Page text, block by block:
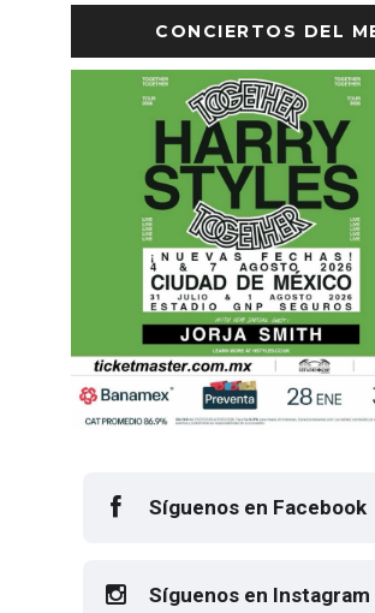
CONCIERTOS DEL
Síguenos en Facebook